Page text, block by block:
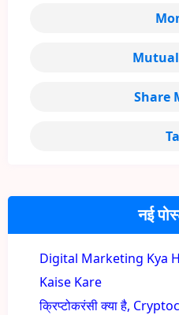
नई
Digital Marketing Kya
Kaise Kare
क्रिप्टोकरंसी क्या है,
Share